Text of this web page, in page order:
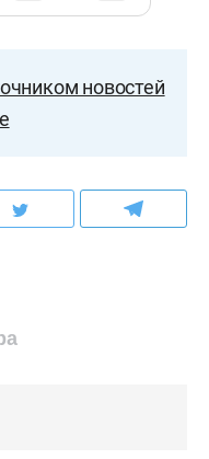
новостей